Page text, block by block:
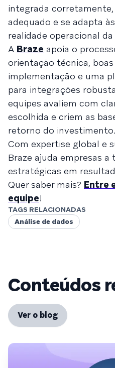
integrada
adequado e se adapta
realidade operacional da
A Braze apoia o
orientação técnica,
implementação e uma
para integrações
equipes avaliem com
escolhida e criem as
retorno do investimento.
Com expertise global e
Braze ajuda empresas
estratégicas em
Quer saber mais? Entre
equipe!
TAGS RELACIONADAS
Análise de dados
Conteúdos
Ver o blog